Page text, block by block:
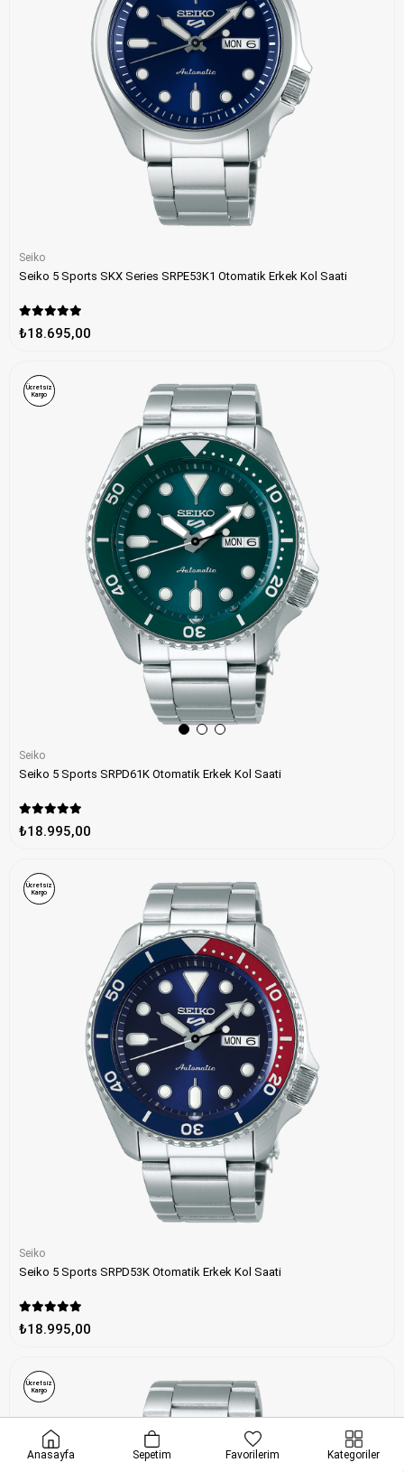
geçerli • ONLINE ÖZEL Seçili ürünlerde ekstra indirim • HIZLI
Seiko
Seiko 5 Sports SKX Series SRPE53K1 Otomatik Erkek Kol Saati
₺18.695,00
Seiko
Seiko 5 Sports SRPD61K Otomatik Erkek Kol Saati
₺18.995,00
Ücretsiz
Kargo
Seiko
Seiko 5 Sports SRPD53K Otomatik Erkek Kol Saati
₺18.995,00
Ücretsiz
Kargo
Ücretsiz
Kargo
Anasayfa Sepetim Favorilerim Kategoriler